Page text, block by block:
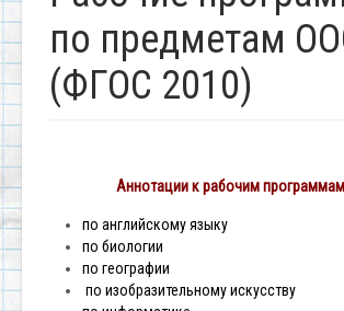
по предметам
(ФГОС 2010)
Аннотации к рабочим
по английскому языку
по биологии
по географии
по изобразительному искусству